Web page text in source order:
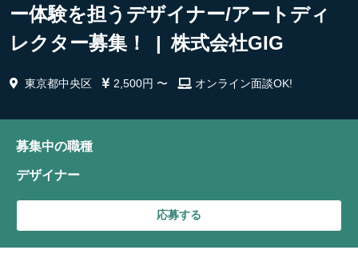
ー体験を担うデザイナー/アートディ
レクター募集！ | 株式会社GIG
東京都中央区 2,500円 〜 オンライン面談OK!
募集中の職種
デザイナー
応募する